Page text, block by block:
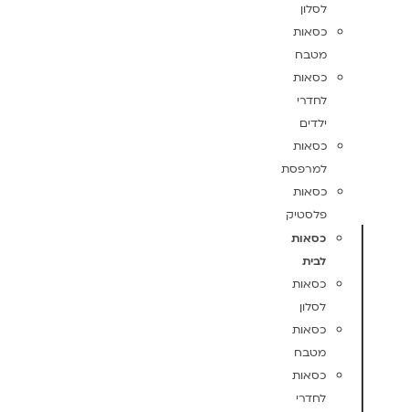
לסלון
כסאות
מטבח
כסאות
לחדרי
ילדים
כסאות
למרפסת
כסאות
פלסטיק
כסאות
לבית
כסאות
לסלון
כסאות
מטבח
כסאות
לחדרי